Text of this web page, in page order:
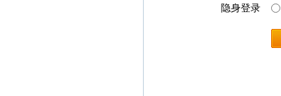
隐身登录